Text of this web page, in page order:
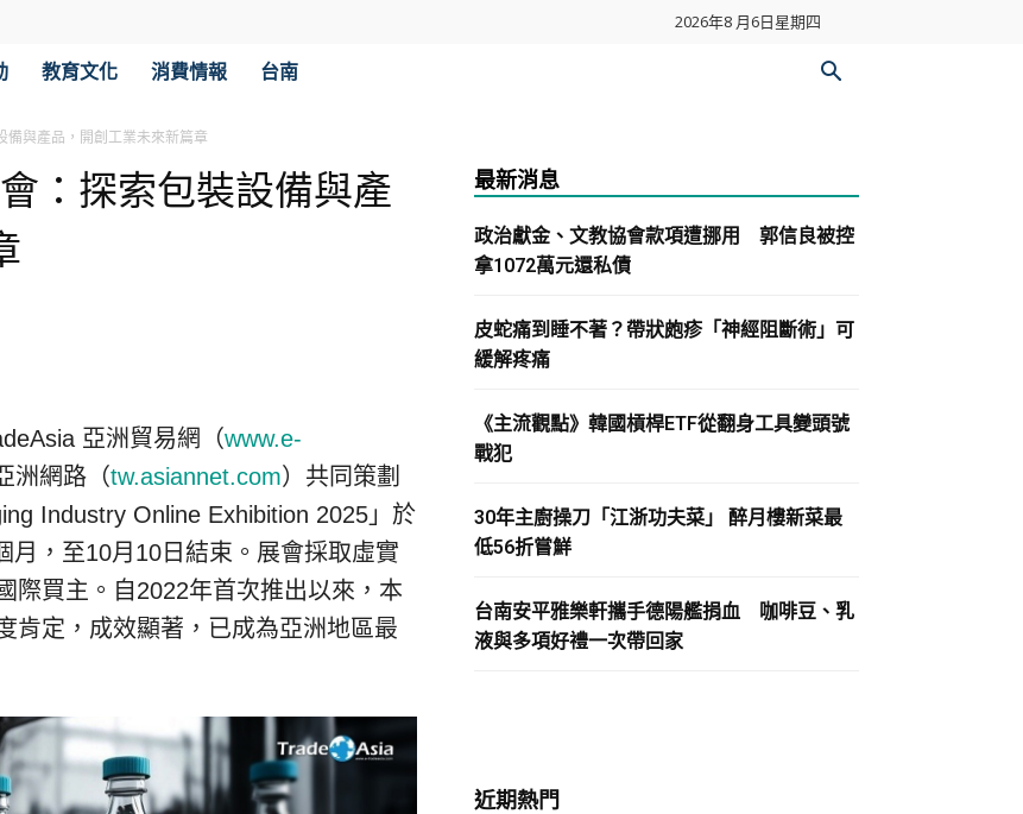
2026年8 月6日星期四
教育文化 消費情報 台南
與產品，開創工業未來新篇章
：探索包裝設備與產
亞洲貿易網（www.e-
洲網路（tw.asiannet.com）共同策劃
Industry Online Exhibition 2025」於
月，至10月10日結束。展會採取虛實
際買主。自2022年首次推出以來，本
肯定，成效顯著，已成為亞洲地區最
最新消息
政治獻金、文教協會款項遭挪用 郭信良被控
拿1072萬元還私債
皮蛇痛到睡不著？帶狀皰疹「神經阻斷術」可
緩解疼痛
《主流觀點》韓國槓桿ETF從翻身工具變頭號
戰犯
30年主廚操刀「江浙功夫菜」 醉月樓新菜最
低56折嘗鮮
台南安平雅樂軒攜手德陽艦捐血 咖啡豆、乳
液與多項好禮一次帶回家
近期熱門